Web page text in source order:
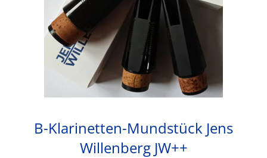
B-Klarinetten-Mundstück Jens
Willenberg JW++